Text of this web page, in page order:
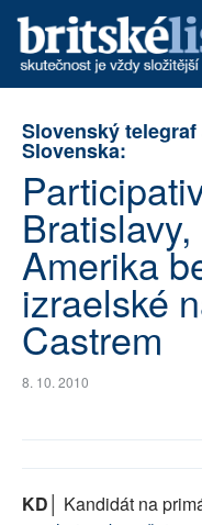
ARCHIV
TÉMATA
AUTOŘI
PŘÍSPĚVKY NA PROVOZ
Slovenský
Slovenska:
Amerika
izraelské
Castrem
8. 10. 2010
KD│
Kandidát na